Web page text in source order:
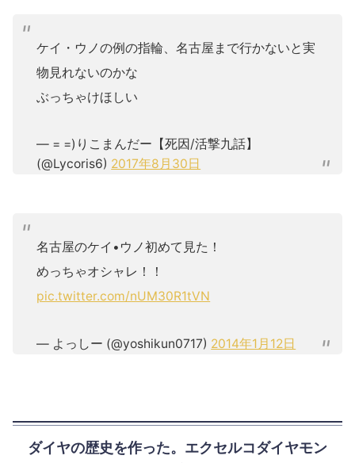
ケイ・ウノの例の指輪、名古屋まで行かないと実
物見れないのかな
ぶっちゃけほしい
— = =)りこまんだー【死因/活撃九話】
(@Lycoris6) 2017年8月30日
名古屋のケイ•ウノ初めて見た！
めっちゃオシャレ！！
pic.twitter.com/nUM30R1tVN
— よっしー (@yoshikun0717) 2014年1月12日
ダイヤの歴史を作った。エクセルコダイヤモン